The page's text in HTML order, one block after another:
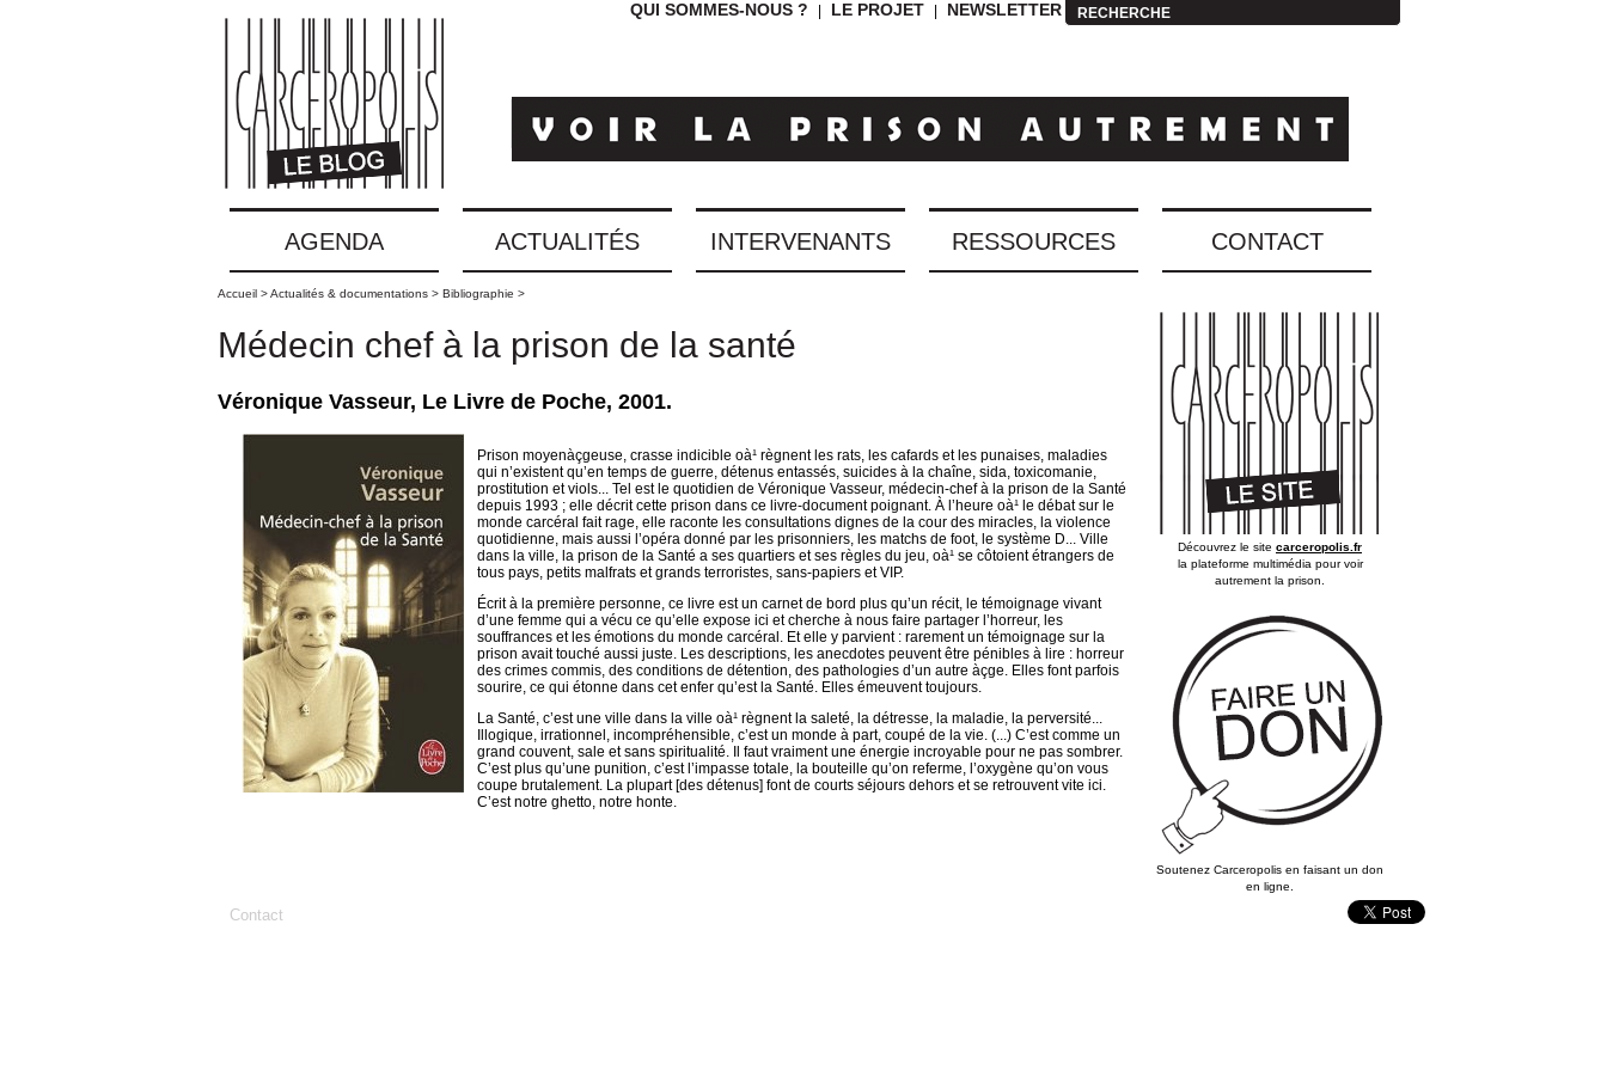
QUI SOMMES-NOUS ? LE PROJET NEWSLETTER RECHERCHE
AGENDA ACTUALITÉS INTERVENANTS RESSOURCES CONTACT
Accueil >Actualités & documentations > Bibliographie >
Médecin chef à la prison de la santé
Véronique Vasseur, Le Livre de Poche, 2001.
Prison moyenàçgeuse, crasse indicible oà¹ règnent les rats, les cafards et les punaises, maladies
qui n’existent qu’en temps de guerre, détenus entassés, suicides à la chaîne, sida, toxicomanie,
prostitution et viols... Tel est le quotidien de Véronique Vasseur, médecin-chef à la prison de la Santé
depuis 1993 ; elle décrit cette prison dans ce livre-document poignant. À l’heure oà¹ le débat sur le
monde carcéral fait rage, elle raconte les consultations dignes de la cour des miracles, la violence
quotidienne, mais aussi l’opéra donné par les prisonniers, les matchs de foot, le système D... Ville
dans la ville, la prison de la Santé a ses quartiers et ses règles du jeu, oà¹ se côtoient étrangers de
tous pays, petits malfrats et grands terroristes, sans-papiers et VIP.
Écrit à la première personne, ce livre est un carnet de bord plus qu’un récit, le témoignage vivant
d’une femme qui a vécu ce qu’elle expose ici et cherche à nous faire partager l’horreur, les
souffrances et les émotions du monde carcéral. Et elle y parvient : rarement un témoignage sur la
prison avait touché aussi juste. Les descriptions, les anecdotes peuvent être pénibles à lire : horreur
des crimes commis, des conditions de détention, des pathologies d’un autre àçge. Elles font parfois
sourire, ce qui étonne dans cet enfer qu’est la Santé. Elles émeuvent toujours.
La Santé, c’est une ville dans la ville oà¹ règnent la saleté, la détresse, la maladie, la perversité...
Illogique, irrationnel, incompréhensible, c’est un monde à part, coupé de la vie. (...) C’est comme un
grand couvent, sale et sans spiritualité. Il faut vraiment une énergie incroyable pour ne pas sombrer.
C’est plus qu’une punition, c’est l’impasse totale, la bouteille qu’on referme, l’oxygène qu’on vous
coupe brutalement. La plupart [des détenus] font de courts séjours dehors et se retrouvent vite ici.
C’est notre ghetto, notre honte.
Découvrez le site carceropolis.fr
la plateforme multimédia pour voir
autrement la prison.
Soutenez Carceropolis en faisant un don
en ligne.
Contact